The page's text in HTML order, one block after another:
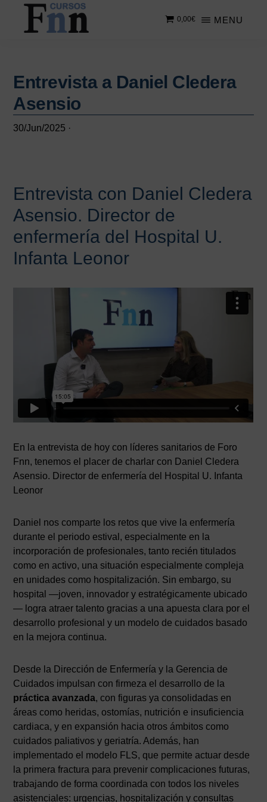
Saltar
contenido
Saltar
principal
online
MENU
0,00€
Entrevista a Daniel Cledera
Asensio
30/Jun/2025 ·
Entrevista con Daniel Cledera
Asensio. Director de
enfermería del Hospital U.
Infanta Leonor
En la entrevista de hoy con líderes sanitarios de Foro
Fnn, tenemos el placer de charlar con Daniel Cledera
Asensio. Director de enfermería del Hospital U. Infanta
Leonor
Daniel nos comparte los retos que vive la enfermería
durante el periodo estival, especialmente en la
incorporación de profesionales, tanto recién titulados
como en activo, una situación especialmente compleja
en unidades como hospitalización. Sin embargo, su
hospital —joven, innovador y estratégicamente ubicado
— logra atraer talento gracias a una apuesta clara por el
desarrollo profesional y un modelo de cuidados basado
en la mejora continua.
Desde la Dirección de Enfermería y la Gerencia de
Cuidados impulsan con firmeza el desarrollo de la
práctica avanzada, con figuras ya consolidadas en
áreas como heridas, ostomías, nutrición e insuficiencia
cardiaca, y en expansión hacia otros ámbitos como
cuidados paliativos y geriatría. Además, han
implementado el modelo FLS, que permite actuar desde
la primera fractura para prevenir complicaciones futuras,
trabajando de forma coordinada con todos los niveles
asistenciales: urgencias, hospitalización y consultas